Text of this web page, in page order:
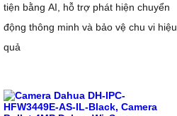
tiện bằng AI, hỗ trợ phát hiện chuyển
động thông minh và bảo vệ chu vi hiệu
quả